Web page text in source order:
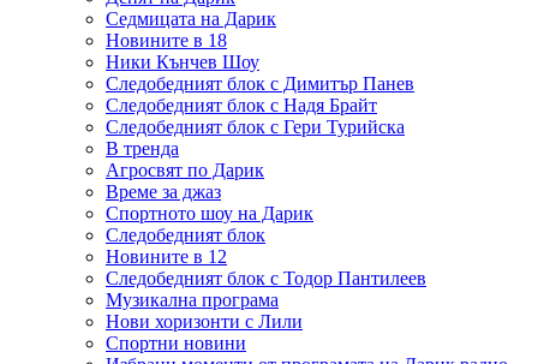
Седмицата на Дарик
Новините в 18
Ники Кънчев Шоу
Следобедният блок с Димитър Панев
Следобедният блок с Надя Брайт
Следобедният блок с Гери Турийска
В тренда
Агросвят по Дарик
Време за джаз
Спортното шоу на Дарик
Следобедният блок
Новините в 12
Следобедният блок с Тодор Пантилеев
Музикална програма
Нови хоризонти с Лили
Спортни новини